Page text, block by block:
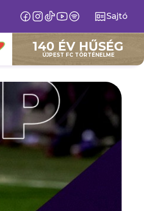
Sajtó
140 ÉV HŰSÉG
ÚJPEST FC TÖRTÉNELME